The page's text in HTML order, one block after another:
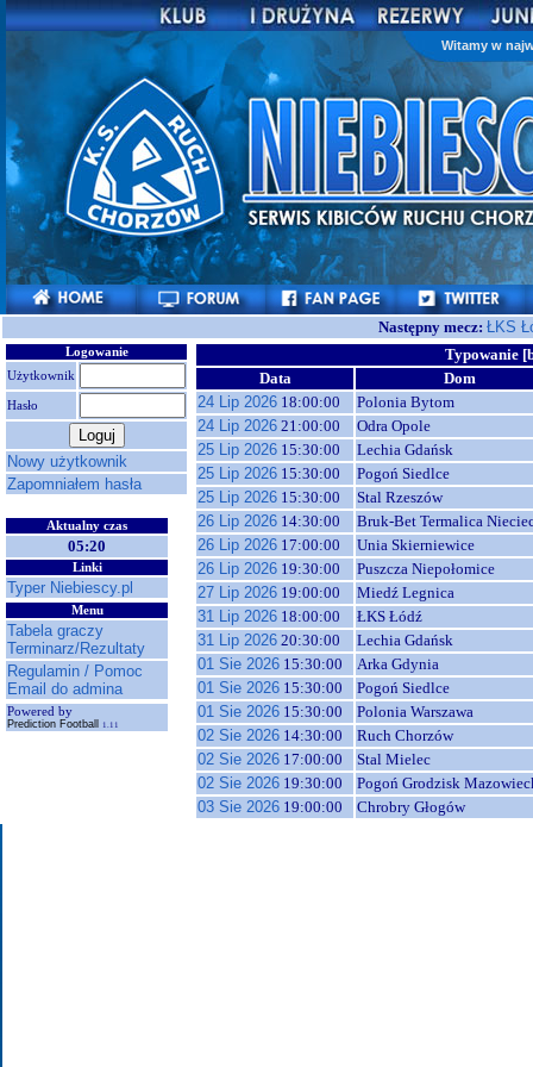
Witamy w
Następny mecz: ŁKS
Logowanie
Użytkownik
Hasło
Nowy użytkownik
Zapomniałem hasła
Aktualny czas
05:20
Linki
Typer Niebiescy.pl
Menu
Tabela graczy
Terminarz/Rezultaty
Regulamin / Pomoc
Email do admina
Powered by
Prediction Football 1.11
Typowanie
Data
Dom
24 Lip 2026 18:00:00
Polonia Bytom
24 Lip 2026 21:00:00
Odra Opole
25 Lip 2026 15:30:00
Lechia Gdańsk
25 Lip 2026 15:30:00
Pogoń Siedlce
25 Lip 2026 15:30:00
Stal Rzeszów
26 Lip 2026 14:30:00
Bruk-Bet Termalica
26 Lip 2026 17:00:00
Unia Skierniewice
26 Lip 2026 19:30:00
Puszcza Niepołomice
27 Lip 2026 19:00:00
Miedź Legnica
31 Lip 2026 18:00:00
ŁKS Łódź
31 Lip 2026 20:30:00
Lechia Gdańsk
01 Sie 2026 15:30:00
Arka Gdynia
01 Sie 2026 15:30:00
Pogoń Siedlce
01 Sie 2026 15:30:00
Polonia Warszawa
02 Sie 2026 14:30:00
Ruch Chorzów
02 Sie 2026 17:00:00
Stal Mielec
02 Sie 2026 19:30:00
Pogoń Grodzisk
03 Sie 2026 19:00:00 Chrobry Głogów